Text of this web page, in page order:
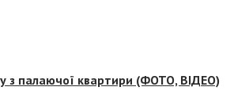
з палаючої квартири (ФОТО, ВІДЕО)